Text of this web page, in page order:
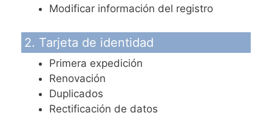
Modificar información del registro
2. Tarjeta de identidad
Primera expedición
Renovación
Duplicados
Rectificación de datos